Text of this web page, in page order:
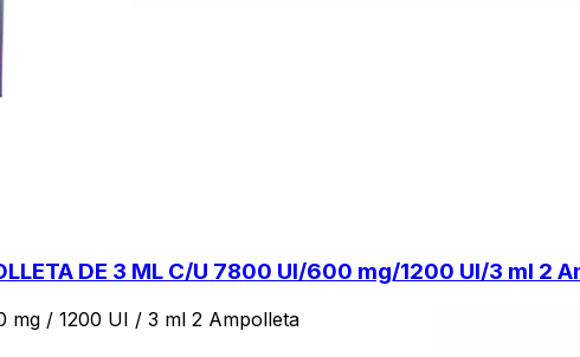
DE 3 ML C/U 7800 UI/600 mg/1200 UI/3 ml 2
mg / 1200 UI / 3 ml 2 Ampolleta